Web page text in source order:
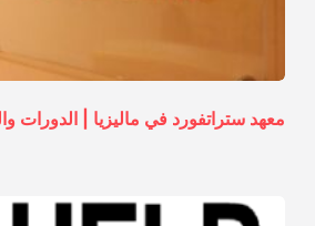
معهد ستراتفورد في ماليزيا | الدورات